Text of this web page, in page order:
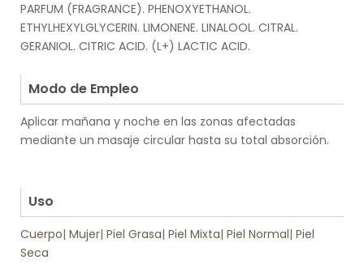
PARFUM (FRAGRANCE). PHENOXYETHANOL.
ETHYLHEXYLGLYCERIN. LIMONENE. LINALOOL. CITRAL.
GERANIOL. CITRIC ACID. (L+) LACTIC ACID.
Modo de Empleo
Aplicar mañana y noche en las zonas afectadas
mediante un masaje circular hasta su total absorción.
Uso
Cuerpo| Mujer| Piel Grasa| Piel Mixta| Piel Normal| Piel
Seca